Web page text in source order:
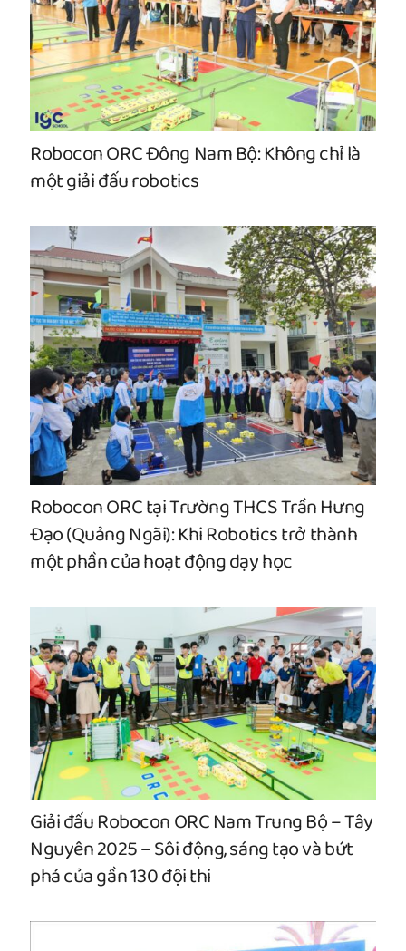
Robocon ORC Đông Nam Bộ: Không chỉ là
một giải đấu robotics
Robocon ORC tại Trường THCS Trần Hưng
Đạo (Quảng Ngãi): Khi Robotics trở thành
một phần của hoạt động dạy học
Giải đấu Robocon ORC Nam Trung Bộ – Tây
Nguyên 2025 – Sôi động, sáng tạo và bứt
phá của gần 130 đội thi